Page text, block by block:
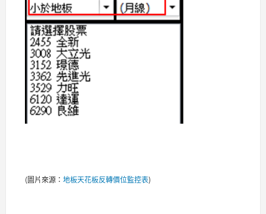
(圖片來源： 地板天花板反轉價位監控表)